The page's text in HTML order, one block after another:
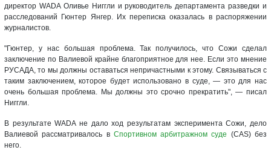
директор WADA Оливье Ниггли и руководитель департамента разведки и
расследований Гюнтер Янгер. Их переписка оказалась в распоряжении
журналистов.
"Гюнтер, у нас большая проблема. Так получилось, что Сожи сделал
заключение по Валиевой крайне благоприятное для нее. Если это мнение
РУСАДА, то мы должны оставаться непричастными к этому. Связываться с
таким заключением, которое будет использовано в суде, — это для нас
очень большая проблема. Мы должны это срочно прекратить", — писал
Ниггли.
В результате WADA не дало ход результатам эксперимента Сожи, дело
Валиевой рассматривалось в Спортивном арбитражном суде (CAS) без
него.